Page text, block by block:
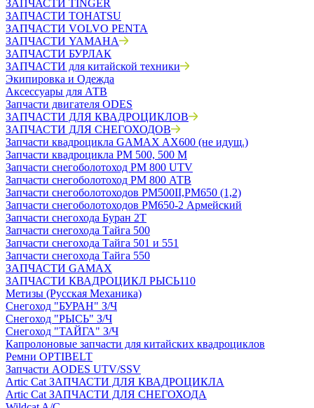
ЗАПЧАСТИ TINGER
ЗАПЧАСТИ TOHATSU
ЗАПЧАСТИ VOLVO PENTA
ЗАПЧАСТИ YAMAHA
ЗАПЧАСТИ БУРЛАК
ЗАПЧАСТИ для китайской техники
Экипировка и Одежда
Аксессуары для АТВ
Запчасти двигателя ODES
ЗАПЧАСТИ ДЛЯ КВАДРОЦИКЛОВ
ЗАПЧАСТИ ДЛЯ СНЕГОХОДОВ
Запчасти квадроцикла GAMAX AX600 (не идущ.)
Запчасти квадроцикла РМ 500, 500 М
Запчасти снегоболотоход РМ 800 UTV
Запчасти снегоболотоход РМ 800 АТВ
Запчасти снегоболотоходов РМ500II,РМ650 (1,2)
Запчасти снегоболотоходов РМ650-2 Армейский
Запчасти снегохода Буран 2Т
Запчасти снегохода Тайга 500
Запчасти снегохода Тайга 501 и 551
Запчасти снегохода Тайга 550
ЗАПЧАСТИ GAMAX
ЗАПЧАСТИ КВАДРОЦИКЛ РЫСЬ110
Метизы (Русская Механика)
Снегоход "БУРАН" З/Ч
Снегоход "РЫСЬ" З/Ч
Снегоход "ТАЙГА" З/Ч
Капролоновые запчасти для китайских квадроциклов
Ремни OPTIBELT
Запчасти AODES UTV/SSV
Artic Cat ЗАПЧАСТИ ДЛЯ КВАДРОЦИКЛА
Artic Cat ЗАПЧАСТИ ДЛЯ СНЕГОХОДА